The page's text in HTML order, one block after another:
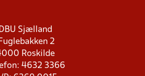
DBU Sjælland
Fuglebakken 2
Roskilde
4632 3366